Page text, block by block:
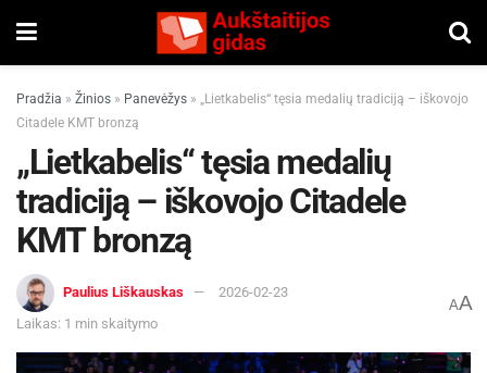
Pradžia » Žinios » Panevėžys » „Lietkabelis“ tęsia medalių tradiciją – iškovojo
Citadele KMT bronzą
„Lietkabelis“ tęsia medalių
tradiciją – iškovojo Citadele
KMT bronzą
Paulius Liškauskas
2026-02-23
Laikas: 1 min skaitymo
AA